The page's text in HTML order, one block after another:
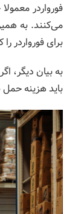
فورواردر
می‌کنند. به
برای فورواردر
به بیان دیگر،
باید هزینه حمل